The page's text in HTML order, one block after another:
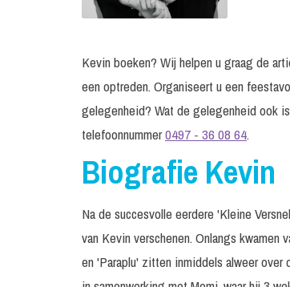
Kevin boeken? Wij helpen u graag de
een optreden. Organiseert u een
gelegenheid? Wat de gelegenheid ook
telefoonnummer0497 - 36 08 64.
Biografie Kevin
Na de succesvolle eerdere 'Kleine
van Kevin verschenen. Onlangs
en 'Paraplu' zitten inmiddels alweer over